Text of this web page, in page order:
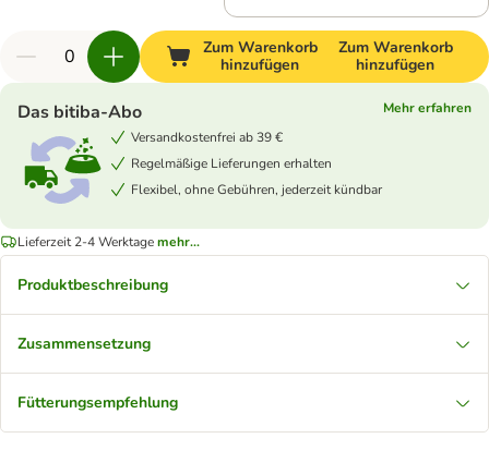
Zum Warenkorb
hinzufügen
Zum Warenkorb
hinzufügen
Das bitiba-Abo
Mehr erfahren
Versandkostenfrei ab 39 €
Regelmäßige Lieferungen erhalten
Flexibel, ohne Gebühren, jederzeit kündbar
Lieferzeit 2-4 Werktagemehr...
Produktbeschreibung
Zusammensetzung
Fütterungsempfehlung